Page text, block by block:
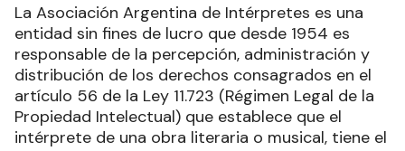
La Asociación Argentina de Intérpretes es una
entidad sin fines de lucro que desde 1954 es
responsable de la percepción, administración y
distribución de los derechos consagrados en el
artículo 56 de la Ley 11.723 (Régimen Legal de la
Propiedad Intelectual) que establece que el
intérprete de una obra literaria o musical, tiene el